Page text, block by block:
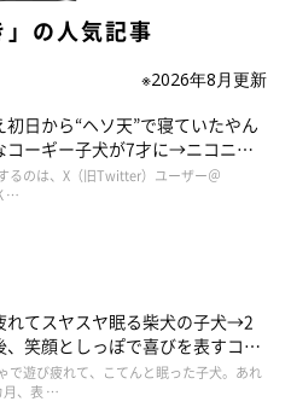
」の人気記事
※2026年8月更新
初日から“ヘソ天”で寝ていたやん
コーギー子犬が7才に→ニコニ
ギースマイル”が魅力のコに成
るのは、X（旧Twitter）ユーザー＠
…
れてスヤスヤ眠る柴犬の子犬→2
、笑顔としっぽで喜びを表すコに
で遊び疲れて、こてんと眠った子犬。あれ
月、表 …